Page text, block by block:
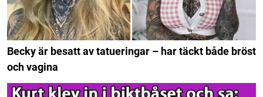
Becky är besatt av tatueringar – har täckt både bröst
och vagina